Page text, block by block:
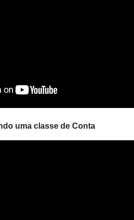
uma classe de Conta